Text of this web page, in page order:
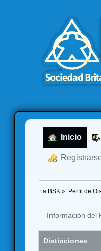
Inicio
La BSK » Perfil de
Información del
Distinciones